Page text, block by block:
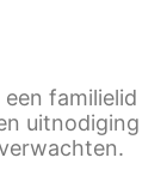
familielid
uitnodiging